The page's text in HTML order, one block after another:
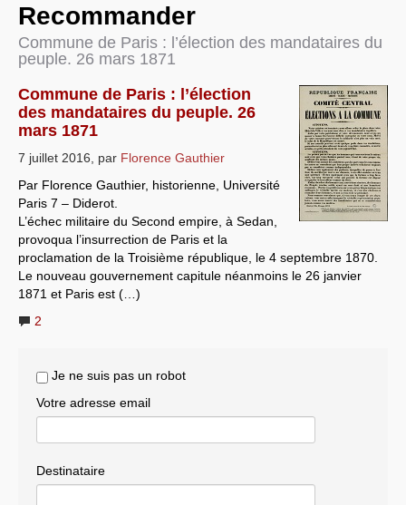
Gouvernance mondiale & mondialisation
International
Résistances
Systèmes & société sous contrôle
Nouvelles de l’antirépublique
Crises "Covid-19 & H1N1"
Guerre en Ukraine
Recommander
Commune de Paris : l’élection des mandataires du
peuple. 26 mars 1871
Commune de Paris : l’élection
des mandataires du peuple. 26
mars 1871
7 juillet 2016 par Florence Gauthier
Par Florence Gauthier, historienne, Université
Paris 7 – Diderot.
L’échec militaire du Second empire, à Sedan,
provoqua l’insurrection de Paris et la
proclamation de la Troisième république, le 4 septembre 1870.
Le nouveau gouvernement capitule néanmoins le 26 janvier
1871 et Paris est (…)
2
Je ne suis pas un robot
Votre adresse email
Destinataire